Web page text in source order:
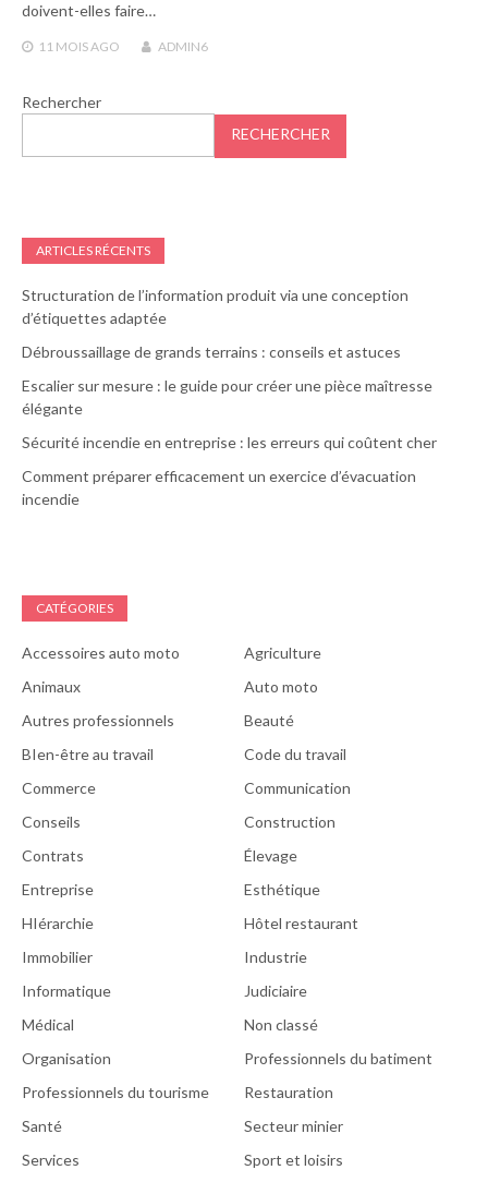
doivent-elles faire…
11 MOISAGO ADMIN6
Rechercher
RECHERCHER
ARTICLES RÉCENTS
Structuration de l’information produit via une conception
d’étiquettes adaptée
Débroussaillage de grands terrains : conseils et astuces
Escalier sur mesure : le guide pour créer une pièce maîtresse
élégante
Sécurité incendie en entreprise : les erreurs qui coûtent cher
Comment préparer efficacement un exercice d’évacuation
incendie
CATÉGORIES
Accessoires auto moto
Agriculture
Animaux
Auto moto
Autres professionnels
Beauté
BIen-être au travail
Code du travail
Commerce
Communication
Conseils
Construction
Contrats
Élevage
Entreprise
Esthétique
HIérarchie
Hôtel restaurant
Immobilier
Industrie
Informatique
Judiciaire
Médical
Non classé
Organisation
Professionnels du batiment
Professionnels du tourisme
Restauration
Santé
Secteur minier
Services
Sport et loisirs